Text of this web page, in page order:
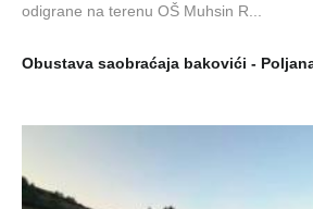
odigrane na terenu OŠ Muhsin R...
Obustava saobraćaja bakovići -